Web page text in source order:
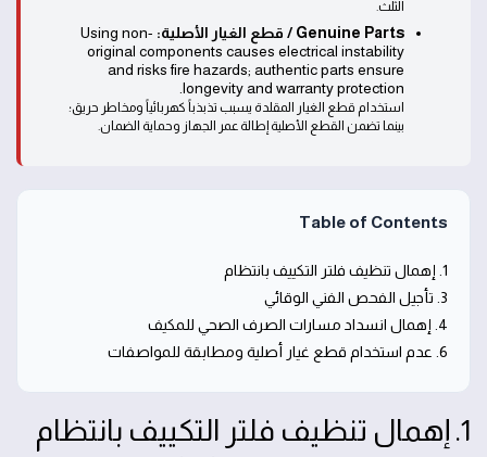
الثلث.
Genuine Parts / قطع الغيار الأصلية:
Using non-
original components causes electrical instability
and risks fire hazards; authentic parts ensure
longevity and warranty protection.
استخدام قطع الغيار المقلدة يسبب تذبذباً كهربائياً ومخاطر حريق؛
بينما تضمن القطع الأصلية إطالة عمر الجهاز وحماية الضمان.
Table of Contents
1. إهمال تنظيف فلتر التكييف بانتظام
3. تأجيل الفحص الفني الوقائي
4. إهمال انسداد مسارات الصرف الصحي للمكيف
6. عدم استخدام قطع غيار أصلية ومطابقة للمواصفات
1. إهمال تنظيف فلتر التكييف بانتظام